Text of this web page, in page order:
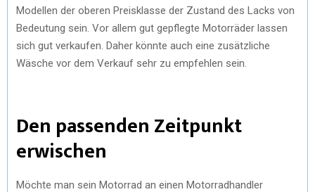
Modellen der oberen Preisklasse der Zustand des Lacks von
Bedeutung sein. Vor allem gut gepflegte Motorräder lassen
sich gut verkaufen. Daher könnte auch eine zusätzliche
Wäsche vor dem Verkauf sehr zu empfehlen sein.
Den passenden Zeitpunkt
erwischen
Möchte man sein Motorrad an einen Motorradhandler